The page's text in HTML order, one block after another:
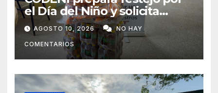
el Día del Niño y solicita
apoyo para llegar a 300
chicos
AGOSTO 10, 2026 NO HAY
COMENTARIOS